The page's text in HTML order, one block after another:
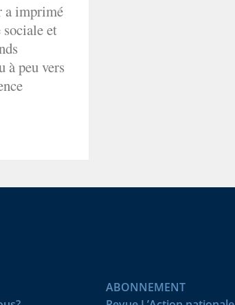
a imprimé
sociale et
à peu vers
ABONNEMENT